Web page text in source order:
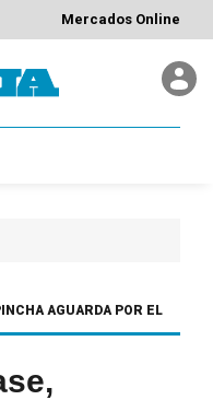
Mercados Online
AGUARDA POR EL